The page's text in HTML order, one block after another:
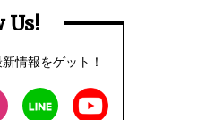
Us!
情報をゲット！